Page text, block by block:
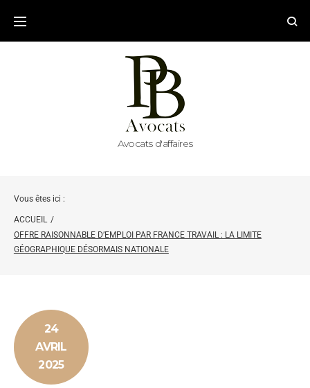
Avocats d'affaires
Vous êtes ici :
ACCUEIL /
OFFRE RAISONNABLE D’EMPLOI PAR FRANCE TRAVAIL : LA LIMITE
GÉOGRAPHIQUE DÉSORMAIS NATIONALE
24
AVRIL
2025